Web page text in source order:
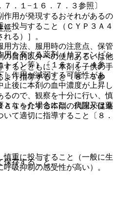
意
方法、服用時の注意点、保管
の目的以外への使用あるいは他
するとともに、本剤を子供の手
う指導すること〔８．５参
なった場合には、病院又は薬
て適切に指導すること〔８．
保存すること。
．１−１６．７．３参照〕
作用が発現するおそれがあるの
投与すること（ＣＹＰ３Ａ４
る）］。
を有する薬剤（リファンピシ
トイン等）〔１６．７．４参
し作用が減弱する可能性があ
後に本剤の血中濃度が上昇し
るので、観察を十分に行い、慎
Ａ４を介する本剤の代謝が促進
慎重に投与すること（一般に生
吸抑制の感受性が高い）。